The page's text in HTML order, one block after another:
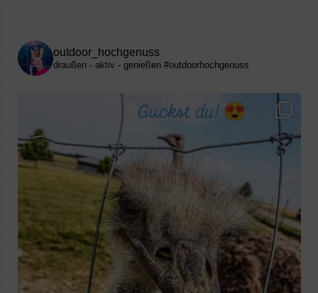
outdoor_hochgenuss
draußen - aktiv - genießen #outdoorhochgenuss